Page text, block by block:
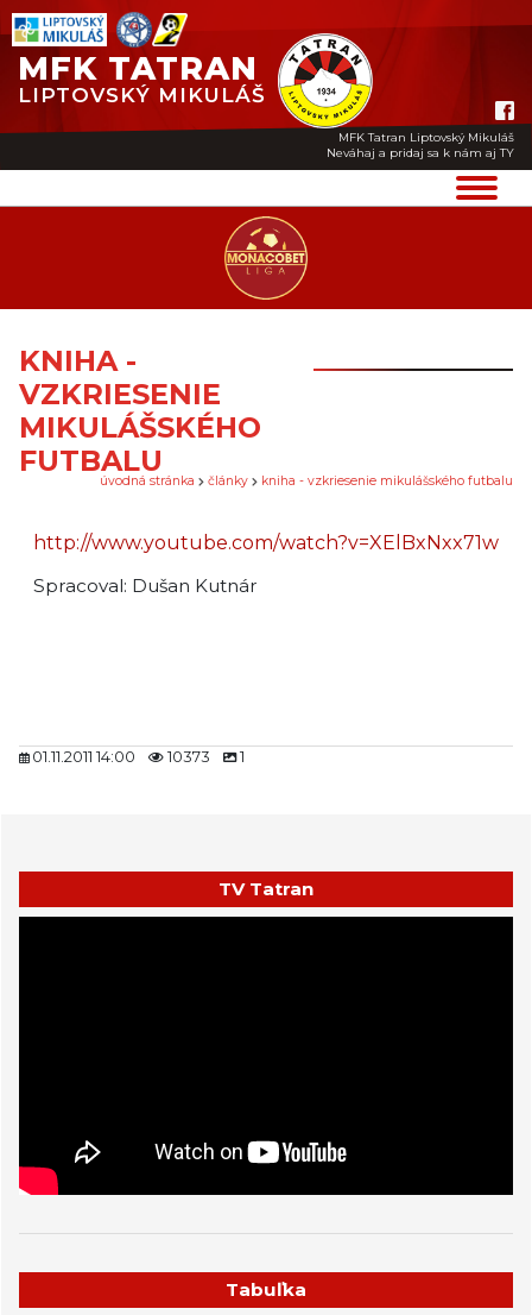
MFK TATRAN
LIPTOVSKÝ MIKULÁŠ
MFK Tatran Liptovský Mikuláš
Neváhaj a pridaj sa k nám aj TY
KNIHA -
VZKRIESENIE
MIKULÁŠSKÉHO
FUTBALU
úvodná stránka články kniha - vzkriesenie mikulášského futbalu
http://www.youtube.com/watch?v=XElBxNxx71w
Spracoval: Dušan Kutnár
01.11.2011 14:00 10373 1
TV Tatran
Tabuľka